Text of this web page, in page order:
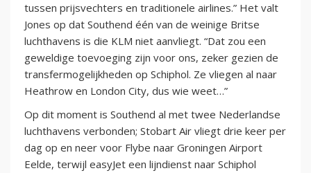
tussen prijsvechters en traditionele airlines.” Het valt
Jones op dat Southend één van de weinige Britse
luchthavens is die KLM niet aanvliegt. “Dat zou een
geweldige toevoeging zijn voor ons, zeker gezien de
transfermogelijkheden op Schiphol. Ze vliegen al naar
Heathrow en London City, dus wie weet…”
Op dit moment is Southend al met twee Nederlandse
luchthavens verbonden; Stobart Air vliegt drie keer per
dag op en neer voor Flybe naar Groningen Airport
Eelde, terwijl easyJet een lijndienst naar Schiphol